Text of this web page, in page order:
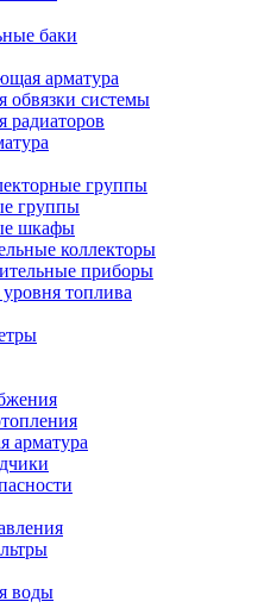
баки
арматура
обвязки системы
радиаторов
группы
группы
шкафы
коллекторы
приборы
топлива
арматура
воды